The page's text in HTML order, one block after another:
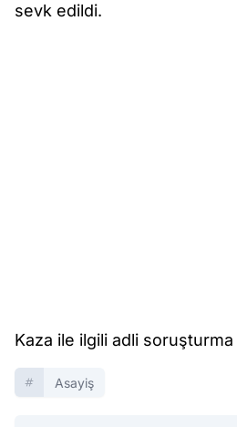
sevk edildi.
Kaza ile ilgili adli soruşturma
Asayiş